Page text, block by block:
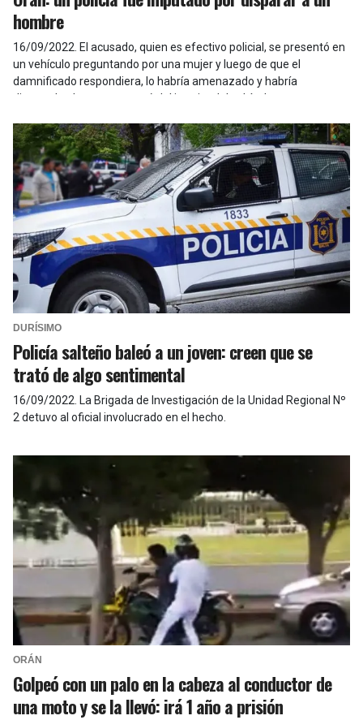
hombre
16/09/2022 El acusado, quien es efectivo policial, se presentó en
un vehículo preguntando por una mujer y luego de que el
damnificado respondiera, lo habría amenazado y habría
disparado el arma que sacó del interior del vehículo.
DURÍSIMO
Policía salteño baleó a un joven: creen que se
trató de algo sentimental
16/09/2022 La Brigada de Investigación de la Unidad Regional Nº
2 detuvo al oficial involucrado en el hecho.
ORÁN
Golpeó con un palo en la cabeza al conductor de
una moto y se la llevó: irá 1 año a prisión